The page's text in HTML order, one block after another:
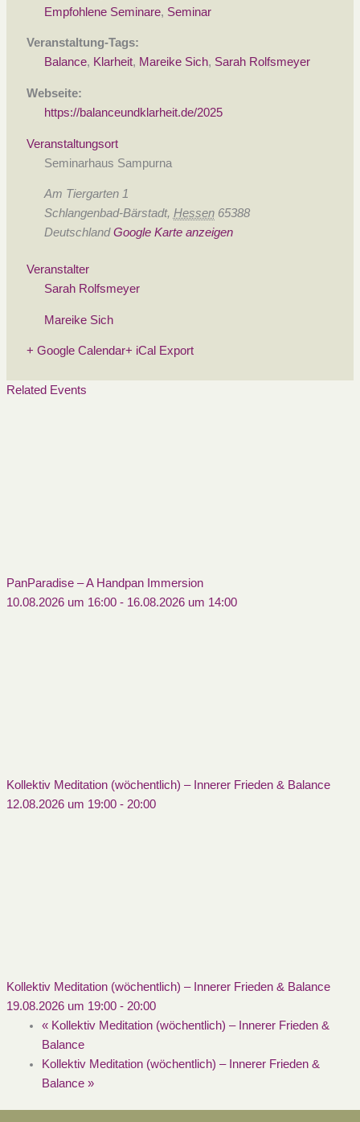
Empfohlene Seminare, Seminar
Veranstaltung-Tags:
Balance, Klarheit, Mareike Sich, Sarah Rolfsmeyer
Webseite:
https://balanceundklarheit.de/2025
Veranstaltungsort
Seminarhaus Sampurna
Am Tiergarten 1
Schlangenbad-Bärstadt, Hessen 65388
Deutschland Google Karte anzeigen
Veranstalter
Sarah Rolfsmeyer
Mareike Sich
+ Google Calendar+ iCal Export
Related Events
PanParadise – A Handpan Immersion
10.08.2026 um 16:00- 16.08.2026 um 14:00
Kollektiv Meditation (wöchentlich) – Innerer Frieden & Balance
12.08.2026 um 19:00- 20:00
Kollektiv Meditation (wöchentlich) – Innerer Frieden & Balance
19.08.2026 um 19:00- 20:00
«Kollektiv Meditation (wöchentlich) – Innerer Frieden &
Balance
Kollektiv Meditation (wöchentlich) – Innerer Frieden &
Balance »